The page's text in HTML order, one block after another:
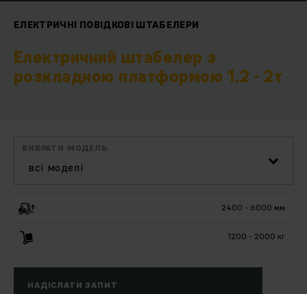
ЕЛЕКТРИЧНІ ПОВІДКОВІ ШТАБЕЛЕРИ
Електричний штабелер з
розкладною платформою 1.2 - 2т
всі моделі
ВИБРАТИ МОДЕЛЬ
2400 - 6000 мм
1200 - 2000 кг
НАДІСЛАТИ ЗАПИТ